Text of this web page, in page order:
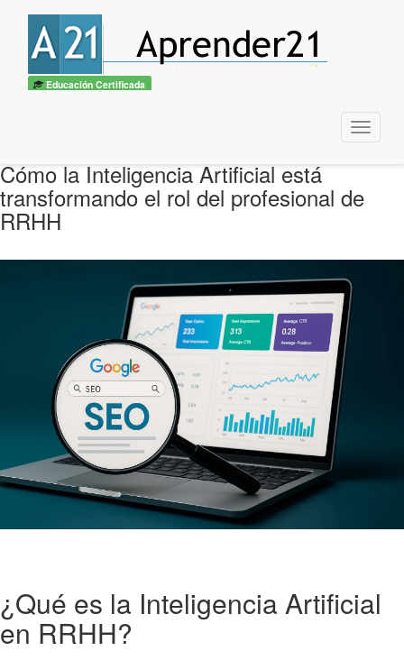
Educación Certificada
Menu
Cómo la Inteligencia Artificial está
transformando el rol del profesional de
RRHH
¿Qué es la Inteligencia Artificial
en RRHH?